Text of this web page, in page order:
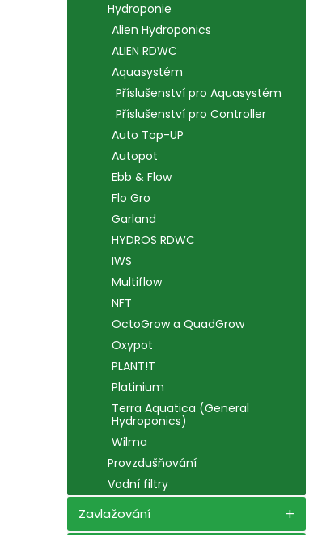
Hydroponie
Alien Hydroponics
ALIEN RDWC
Aquasystém
Příslušenství pro Aquasystém
Příslušenství pro Controller
Auto Top-UP
Autopot
Ebb & Flow
Flo Gro
Garland
HYDROS RDWC
IWS
Multiflow
NFT
OctoGrow a QuadGrow
Oxypot
PLANT!T
Platinium
Terra Aquatica (General
Hydroponics)
Wilma
Provzdušňování
Vodní filtry
Zavlažování